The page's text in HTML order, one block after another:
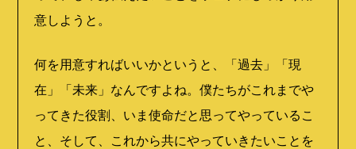
意しようと。
何を用意すればいいかというと、「過去」「現
在」「未来」なんですよね。僕たちがこれまでや
ってきた役割、いま使命だと思ってやっているこ
と、そして、これから共にやっていきたいことを